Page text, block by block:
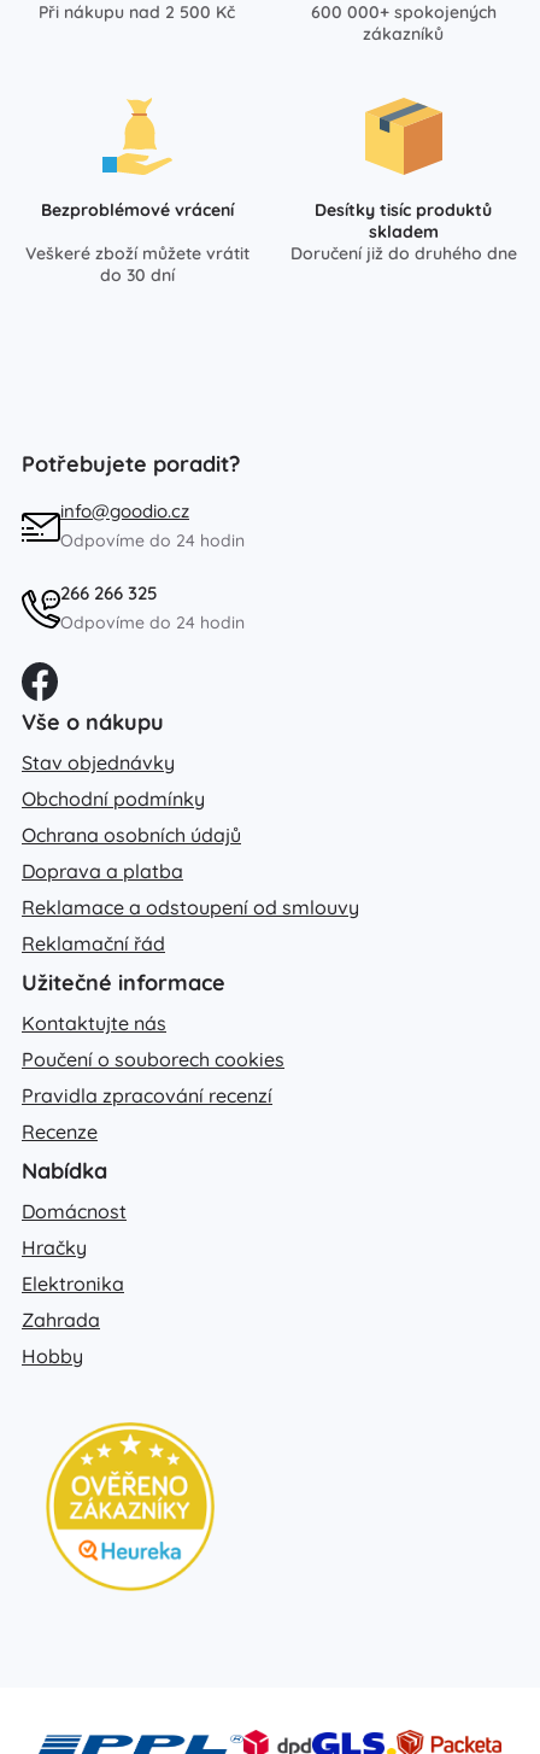
Při nákupu nad 2 500 Kč
600 000+ spokojených
zákazníků
Bezproblémové vrácení
Veškeré zboží můžete vrátit
do 30 dní
Desítky tisíc produktů
skladem
Doručení již do druhého dne
Potřebujete poradit?
info@goodio.cz
Odpovíme do 24 hodin
266 266 325
Odpovíme do 24 hodin
Vše o nákupu
Stav objednávky
Obchodní podmínky
Ochrana osobních údajů
Doprava a platba
Reklamace a odstoupení od smlouvy
Reklamační řád
Užitečné informace
Kontaktujte nás
Poučení o souborech cookies
Pravidla zpracování recenzí
Recenze
Nabídka
Domácnost
Hračky
Elektronika
Zahrada
Hobby